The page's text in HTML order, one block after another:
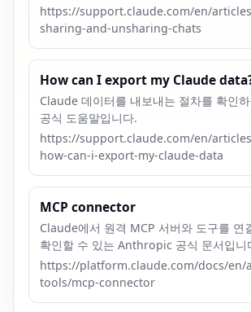
https://support.claude.com/en/
sharing-and-unsharing-chats
How can I export my Claude
Claude 데이터를 내보내는 절차를 확인
공식 도움말입니다.
https://support.claude.com/en/
how-can-i-export-my-claude-data
MCP connector
Claude에서 원격 MCP 서버와 도구를 연
확인할 수 있는 Anthropic 공식 문서입니
https://platform.claude.com/docs/en/
tools/mcp-connector